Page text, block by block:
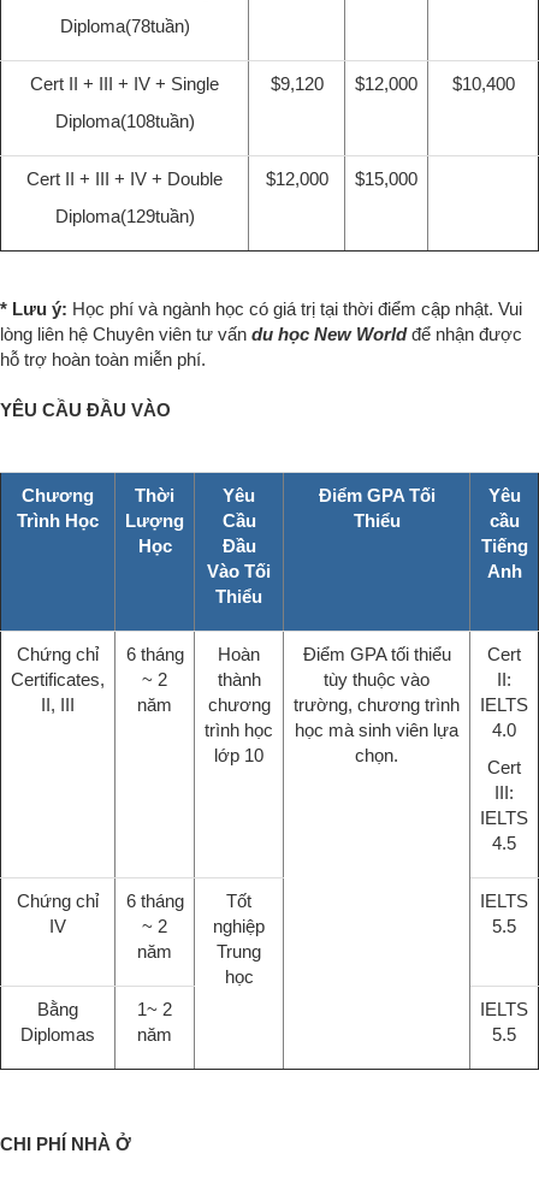
Diploma(78tuần)
Cert II + III + IV + Single
Diploma(108tuần)
$9,120 $12,000 $10,400
Cert II + III + IV + Double
Diploma(129tuần)
$12,000 $15,000
* Lưu ý: Học phí và ngành học có giá trị tại thời điểm cập nhật. Vui
lòng liên hệ Chuyên viên tư vấn du học New Worldđể nhận được
hỗ trợ hoàn toàn miễn phí.
YÊU CẦU ĐẦU VÀO
Chương
Trình Học
Thời
Lượng
Học
Yêu
Cầu
Đầu
Vào Tối
Thiểu
Điểm GPA Tối
Thiểu
Yêu
cầu
Tiếng
Anh
Chứng chỉ
Certificates,
II, III
6 tháng
~ 2
năm
Hoàn
thành
chương
trình học
lớp 10
Điểm GPA tối thiểu
tùy thuộc vào
trường, chương trình
học mà sinh viên lựa
chọn.
Cert
II:
IELTS
4.0
Cert
III:
IELTS
4.5
Chứng chỉ
IV
6 tháng
~ 2
năm
Tốt
nghiệp
Trung
học
IELTS
5.5
Bằng
Diplomas
1~ 2
năm
IELTS
5.5
CHI PHÍ NHÀ Ở